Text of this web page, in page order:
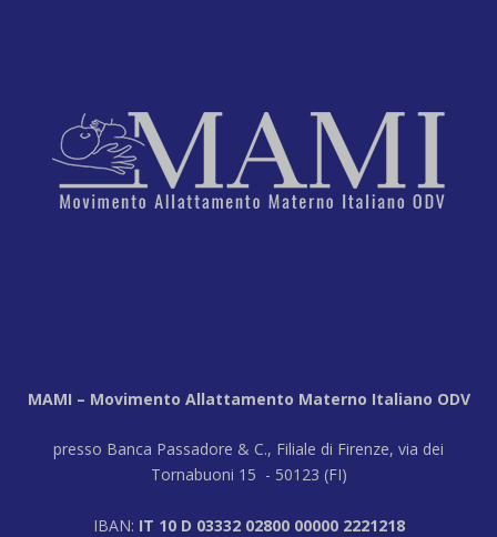
MAMI – Movimento Allattamento Materno Italiano ODV
presso Banca Passadore & C., Filiale di Firenze, via dei
Tornabuoni 15 - 50123 (FI)
IBAN: IT 10 D 03332 02800 00000 2221218